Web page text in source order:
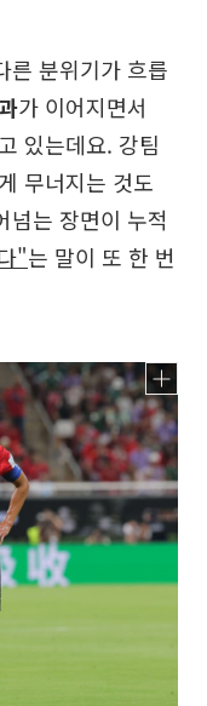
른 분위기가 흐릅
가 이어지면서
있는데요. 강팀
무너지는 것도
넘는 장면이 누적
"는 말이 또 한 번